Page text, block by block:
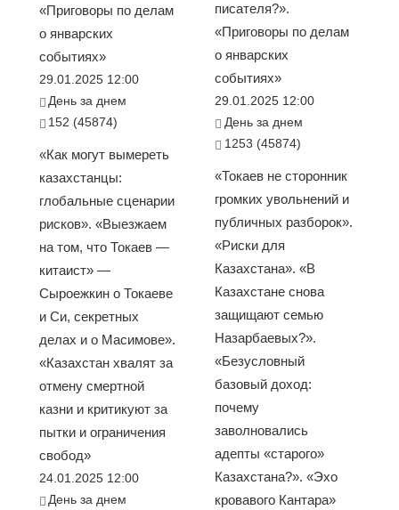
«Приговоры по делам
о январских
событиях»
29.01.2025 12:00
День за днем
152 (45874)
«Как могут вымереть
казахстанцы:
глобальные сценарии
рисков». «Выезжаем
на том, что Токаев —
китаист» —
Сыроежкин о Токаеве
и Си, секретных
делах и о Масимове».
«Казахстан хвалят за
отмену смертной
казни и критикуют за
пытки и ограничения
свобод»
24.01.2025 12:00
День за днем
писателя?».
«Приговоры по делам
о январских
событиях»
29.01.2025 12:00
День за днем
1253 (45874)
«Токаев не сторонник
громких увольнений и
публичных разборок».
«Риски для
Казахстана». «В
Казахстане снова
защищают семью
Назарбаевых?».
«Безусловный
базовый доход:
почему
заволновались
адепты «старого»
Казахстана?». «Эхо
кровавого Кантара»